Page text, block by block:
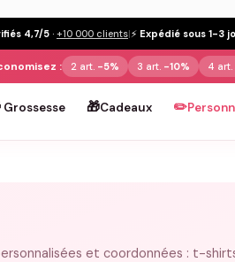
4,7/5 · +10 000 clients|⚡ Expédié sous 1-3
: 2 art. -5% 3 art. -10% 4 art.
Grossesse 🎁Cadeaux ✏️
et coordonnées : t-